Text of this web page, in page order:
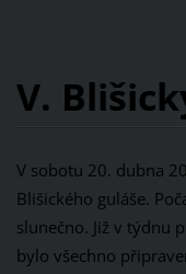
V.
V sobotu 20. dubna
Blišického guláše.
slunečno. Již v týdnu
bylo všechno